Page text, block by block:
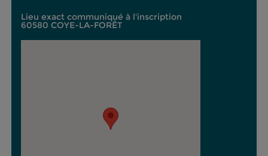
Lieu exact communiqué à l'inscription
60580 COYE-LA-FORÊT